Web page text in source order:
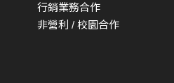
我想看到 血流成河
行銷業務合作
非營利 / 校園合作